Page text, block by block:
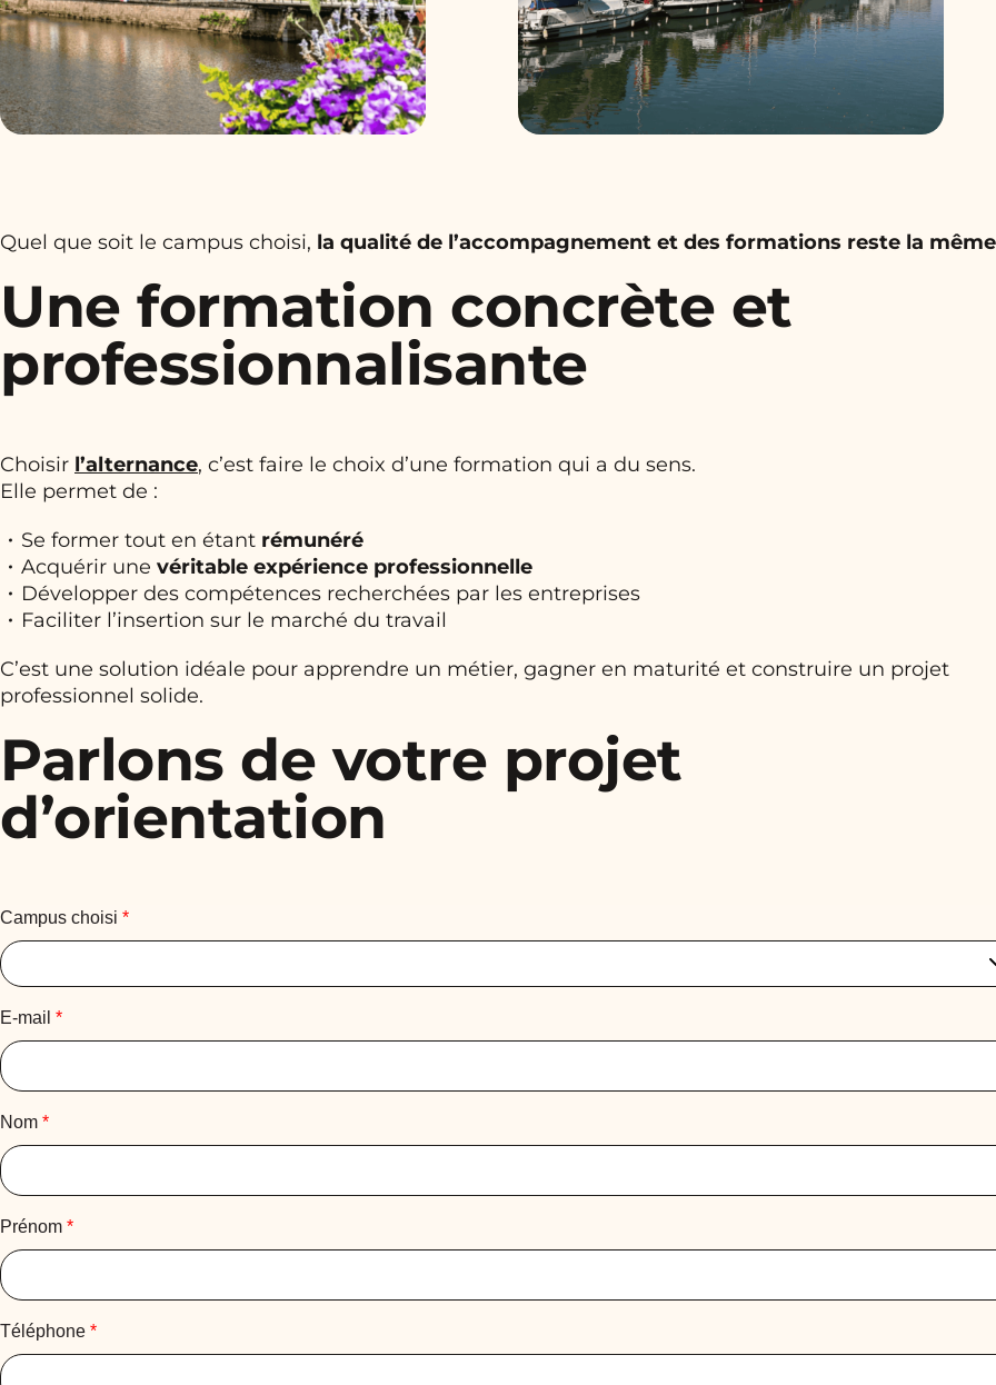
Quel que soit le campus choisi, la qualité de l’accompagnement et des formations reste la même
Une formation concrète et
professionnalisante
Choisir l’alternance, c’est faire le choix d’une formation qui a du sens.
Elle permet de :
Se former tout en étant rémunéré
Acquérir une véritable expérience professionnelle
Développer des compétences recherchées par les entreprises
Faciliter l’insertion sur le marché du travail
C’est une solution idéale pour apprendre un métier, gagner en maturité et construire un projet
professionnel solide.
Parlons de votre projet
d’orientation